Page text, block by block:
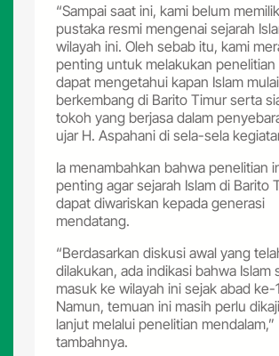
“Sampai saat ini, kami belum
pustaka resmi mengenai sejarah
wilayah ini. Oleh sebab itu, kami
penting untuk melakukan penelitian
dapat mengetahui kapan Islam mulai
berkembang di Barito Timur serta
tokoh yang berjasa dalam
ujar H. Aspahani di sela-sela
Ia menambahkan bahwa penelitian
penting agar sejarah Islam di Barito
dapat diwariskan kepada generasi
mendatang.
“Berdasarkan diskusi awal yang
dilakukan, ada indikasi bahwa Islam
masuk ke wilayah ini sejak abad ke-
Namun, temuan ini masih perlu
lanjut melalui penelitian mendalam,”
tambahnya.